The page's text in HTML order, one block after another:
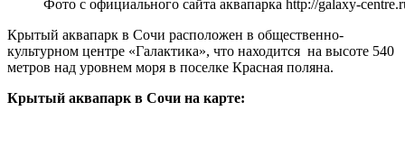
Фото с официального сайта аквапарка http://galaxy-
Крытый аквапарк в Сочи расположен в общественно-
культурном центре «Галактика», что находится на высоте 540
метров над уровнем моря в поселке Красная поляна.
Крытый аквапарк в Сочи на карте: